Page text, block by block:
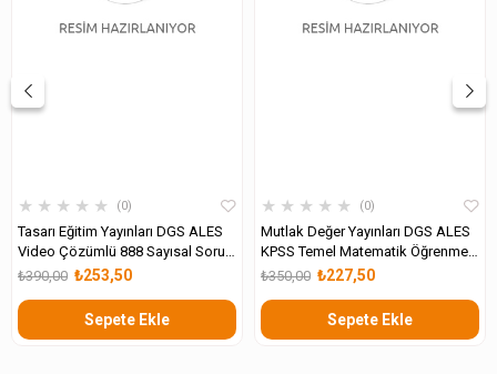
★ ★ ★ ★ ★ 0
Tasarı Eğitim Yayınları DGS ALES
Video Çözümlü 888 Sayısal Soru
Bankası ₺253,50
₺390,00
Sepete Ekle
★ ★ ★ ★ ★ 0
Mutlak Değer Yayınları DGS ALES
KPSS Temel Matematik Öğrenmek
İstiyor Musun 1. Kitap
₺227,50
₺350,00
Sepete Ekle